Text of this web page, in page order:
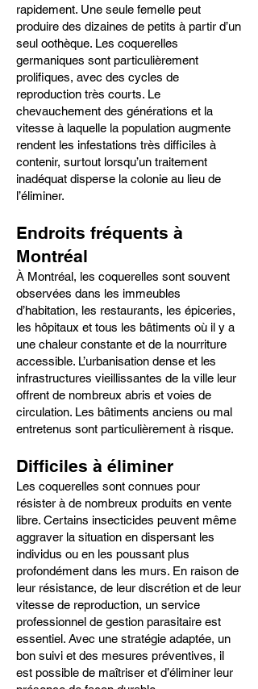
rapidement. Une seule femelle peut
produire des dizaines de petits à partir d’un
seul oothèque. Les coquerelles
germaniques sont particulièrement
prolifiques, avec des cycles de
reproduction très courts. Le
chevauchement des générations et la
vitesse à laquelle la population augmente
rendent les infestations très difficiles à
contenir, surtout lorsqu’un traitement
inadéquat disperse la colonie au lieu de
l’éliminer.
Endroits fréquents à
Montréal
À Montréal, les coquerelles sont souvent
observées dans les immeubles
d’habitation, les restaurants, les épiceries,
les hôpitaux et tous les bâtiments où il y a
une chaleur constante et de la nourriture
accessible. L’urbanisation dense et les
infrastructures vieillissantes de la ville leur
offrent de nombreux abris et voies de
circulation. Les bâtiments anciens ou mal
entretenus sont particulièrement à risque.
Difficiles à éliminer
Les coquerelles sont connues pour
résister à de nombreux produits en vente
libre. Certains insecticides peuvent même
aggraver la situation en dispersant les
individus ou en les poussant plus
profondément dans les murs. En raison de
leur résistance, de leur discrétion et de leur
vitesse de reproduction, un service
professionnel de gestion parasitaire est
essentiel. Avec une stratégie adaptée, un
bon suivi et des mesures préventives, il
est possible de maîtriser et d’éliminer leur